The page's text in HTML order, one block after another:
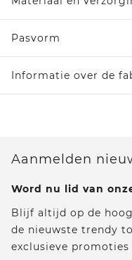
Pasvorm
Informatie over de
Aanmelden
Word nu lid van
Blijf altijd op de
de nieuwste trendy
exclusieve